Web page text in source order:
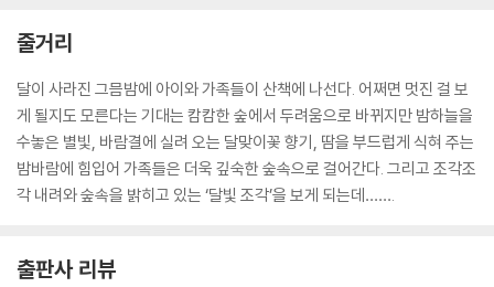
줄거리
달이 사라진 그믐밤에 아이와 가족들이 산책에 나선다. 어쩌면 멋진 걸 보
게 될지도 모른다는 기대는 캄캄한 숲에서 두려움으로 바뀌지만 밤하늘을
수놓은 별빛, 바람결에 실려 오는 달맞이꽃 향기, 땀을 부드럽게 식혀 주는
밤바람에 힘입어 가족들은 더욱 깊숙한 숲속으로 걸어간다. 그리고 조각조
각 내려와 숲속을 밝히고 있는 ‘달빛 조각’을 보게 되는데…….
출판사 리뷰